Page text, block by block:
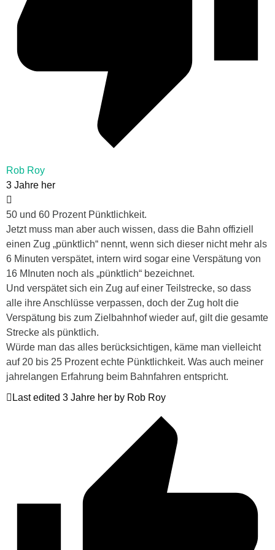
Rob Roy
3 Jahre her
50 und 60 Prozent Pünktlichkeit.
Jetzt muss man aber auch wissen, dass die Bahn offiziell
einen Zug „pünktlich“ nennt, wenn sich dieser nicht mehr als
6 Minuten verspätet, intern wird sogar eine Verspätung von
16 MInuten noch als „pünktlich“ bezeichnet.
Und verspätet sich ein Zug auf einer Teilstrecke, so dass
alle ihre Anschlüsse verpassen, doch der Zug holt die
Verspätung bis zum Zielbahnhof wieder auf, gilt die gesamte
Strecke als pünktlich.
Würde man das alles berücksichtigen, käme man vielleicht
auf 20 bis 25 Prozent echte Pünktlichkeit. Was auch meiner
jahrelangen Erfahrung beim Bahnfahren entspricht.
Last edited 3 Jahre her by Rob Roy